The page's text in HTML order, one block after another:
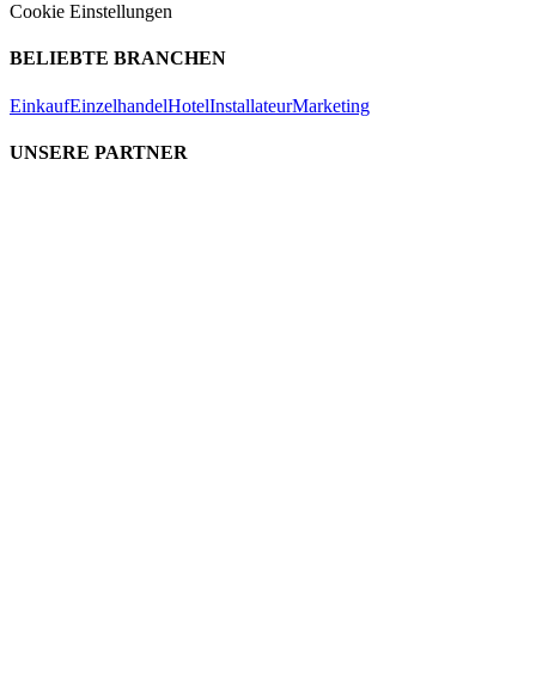
Cookie Einstellungen
BELIEBTE BRANCHEN
EinkaufEinzelhandelHotelInstallateurMarketing
UNSERE PARTNER